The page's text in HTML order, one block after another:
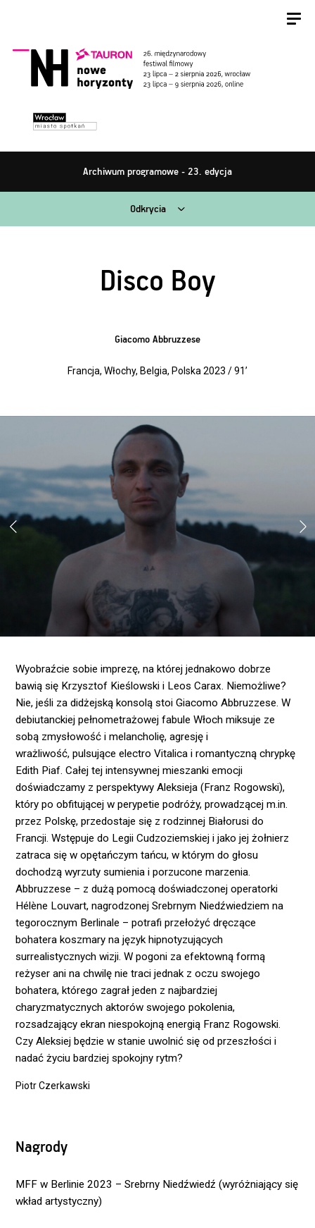
Archiwum programowe - 23. edycja
Odkrycia
Disco Boy
Giacomo Abbruzzese
Francja, Włochy, Belgia, Polska 2023 / 91’
Wyobraźcie sobie imprezę, na której jednakowo dobrze
bawią się Krzysztof Kieślowski i Leos Carax. Niemożliwe?
Nie, jeśli za didżejską konsolą stoi Giacomo Abbruzzese. W
debiutanckiej pełnometrażowej fabule Włoch miksuje ze
sobą zmysłowość i melancholię, agresję i
wrażliwość, pulsujące electro Vitalica i romantyczną chrypkę
Edith Piaf. Całej tej intensywnej mieszanki emocji
doświadczamy z perspektywy Aleksieja (Franz Rogowski),
który po obfitującej w perypetie podróży, prowadzącej m.in.
przez Polskę, przedostaje się z rodzinnej Białorusi do
Francji. Wstępuje do Legii Cudzoziemskiej i jako jej żołnierz
zatraca się w opętańczym tańcu, w którym do głosu
dochodzą wyrzuty sumienia i porzucone marzenia.
Abbruzzese – z dużą pomocą doświadczonej operatorki
Hélène Louvart, nagrodzonej Srebrnym Niedźwiedziem na
tegorocznym Berlinale – potrafi przełożyć dręczące
bohatera koszmary na język hipnotyzujących
surrealistycznych wizji. W pogoni za efektowną formą
reżyser ani na chwilę nie traci jednak z oczu swojego
bohatera, którego zagrał jeden z najbardziej
charyzmatycznych aktorów swojego pokolenia,
rozsadzający ekran niespokojną energią Franz Rogowski.
Czy Aleksiej będzie w stanie uwolnić się od przeszłości i
nadać życiu bardziej spokojny rytm?
Piotr Czerkawski
Nagrody
MFF w Berlinie 2023 – Srebrny Niedźwiedź (wyróżniający się
wkład artystyczny)